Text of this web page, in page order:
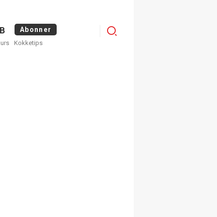
Abonner
Kokketips
Logg